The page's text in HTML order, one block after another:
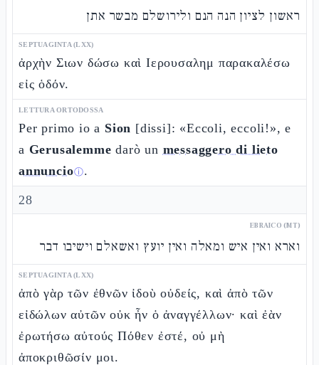
ראשון לציון הנה הנם ולירושלם מבשר אתן
SEPTUAGINTA (LXX)
ἀρχὴν Σιων δώσω καὶ Ιερουσαλημ παρακαλέσω
εἰς ὁδόν.
LETTURA ORTODOSSA
Per primo io a Sion [dissi]: «Eccoli, eccoli!», e
a Gerusalemme darò un messaggero di lieto
annuncioⓘ.
28
EBRAICO (MT)
וארא ואין איש ומאלה ואין יועץ ואשאלם וישיבו דבר
SEPTUAGINTA (LXX)
ἀπὸ γὰρ τῶν ἐθνῶν ἰδοὺ οὐδείς, καὶ ἀπὸ τῶν
εἰδώλων αὐτῶν οὐκ ἦν ὁ ἀναγγέλλων· καὶ ἐὰν
ἐρωτήσω αὐτούς Πόθεν ἐστέ, οὐ μὴ
ἀποκριθῶσίν μοι.